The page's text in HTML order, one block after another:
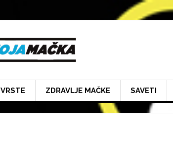
VRSTE ZDRAVLJE MAČKE SAVETI